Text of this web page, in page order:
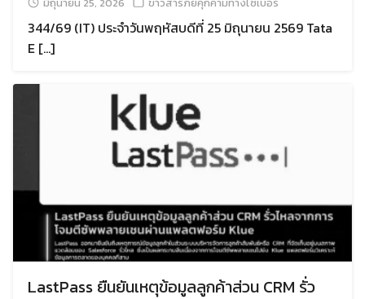
344/69 (IT) ประจำวันพฤหัสบดีที่ 25 มิถุนายน 2569 Tata
E […]
LastPass ยืนยันเหตุข้อมูลลูกค้าส่วน CRM รั่ว